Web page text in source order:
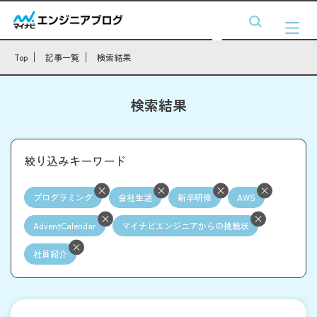
Top 記事一覧 検索結果
検索結果
絞り込みキーワード
プログラミング 会社生活 新卒研修 AWS
AdventCalendar マイナビエンジニアからの挑戦状
社員紹介